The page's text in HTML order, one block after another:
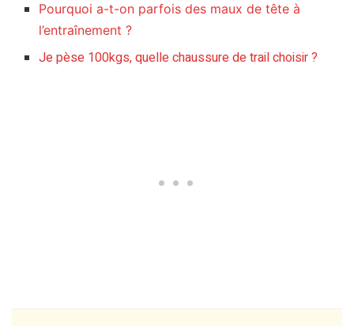
Pourquoi a-t-on parfois des maux de tête à
l’entraînement ?
Je pèse 100kgs, quelle chaussure de trail choisir ?